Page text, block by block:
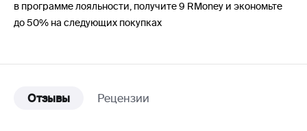
в программе лояльности, получите 9 RMoney и экономьте
до 50% на следующих покупках
Отзывы Рецензии